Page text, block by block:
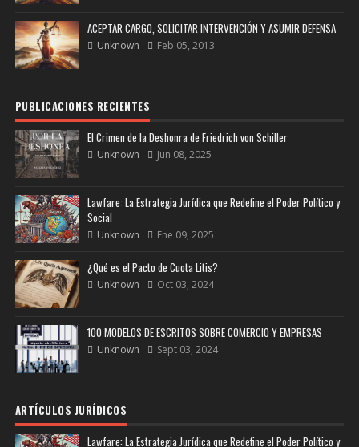
ACEPTAR CARGO, SOLICITAR INTERVENCIÓN Y ASUMIR DEFENSA
Unknown Feb 05, 2013
PUBLICACIONES RECIENTES
El Crimen de la Deshonra de Friedrich von Schiller
Unknown Jun 08, 2025
Lawfare: La Estrategia Jurídica que Redefine el Poder Político y
Social
Unknown Ene 09, 2025
¿Qué es el Pacto de Cuota Litis?
Unknown Oct 03, 2024
100 MODELOS DE ESCRITOS SOBRE COMERCIO Y EMPRESAS
Unknown Sept 03, 2024
ARTÍCULOS JURÍDICOS
Lawfare: La Estrategia Jurídica que Redefine el Poder Político y